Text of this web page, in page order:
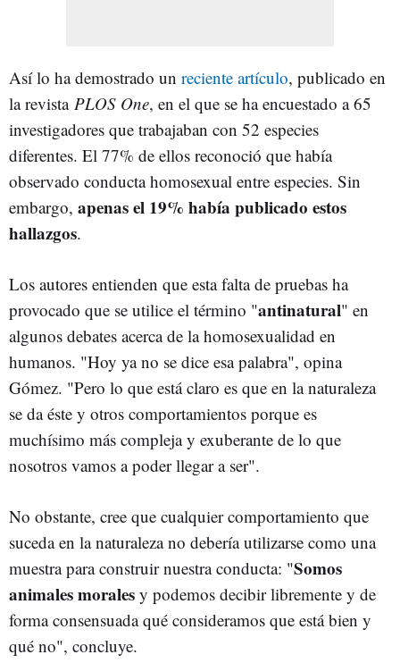
Así lo ha demostrado un reciente artículo, publicado en
la revista PLOS One, en el que se ha encuestado a 65
investigadores que trabajaban con 52 especies
diferentes. El 77% de ellos reconoció que había
observado conducta homosexual entre especies. Sin
embargo, apenas el 19% había publicado estos
hallazgos.
Los autores entienden que esta falta de pruebas ha
provocado que se utilice el término "antinatural" en
algunos debates acerca de la homosexualidad en
humanos. "Hoy ya no se dice esa palabra", opina
Gómez. "Pero lo que está claro es que en la naturaleza
se da éste y otros comportamientos porque es
muchísimo más compleja y exuberante de lo que
nosotros vamos a poder llegar a ser".
No obstante, cree que cualquier comportamiento que
suceda en la naturaleza no debería utilizarse como una
muestra para construir nuestra conducta: "Somos
animales morales y podemos decibir libremente y de
forma consensuada qué consideramos que está bien y
qué no", concluye.